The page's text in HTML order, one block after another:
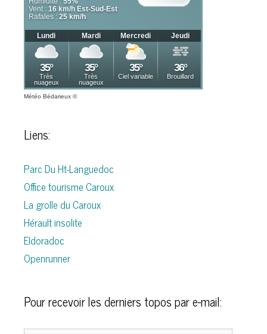
Météo Bédarieux ©
Liens:
Parc Du Ht-Languedoc
Office tourisme Caroux
La grolle du Caroux
Hérault insolite
Eldoradoc
Openrunner
Pour recevoir les derniers topos par e-mail: